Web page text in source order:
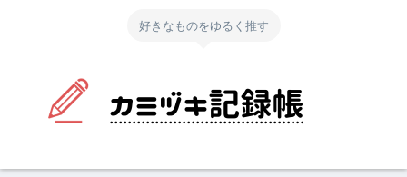
好きなものをゆるく推す